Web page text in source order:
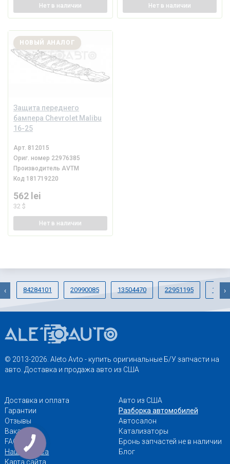
Нет в наличии Нет в наличии
Защита переднего
бампера Chevrolet Malibu
16-25
НОВЫЙ АНАЛОГ
Арт. 812015
Ориг. номер 22976385
Производитель AVTM
Код 181719220
562 lei
32 $
Нет в наличии
84284101 20990085 13504470 22951195
‹ ›
© 2013-2026. Aleto Avto - купить оригинальные Б/У запчасти на
авто. Доставка и продажа авто из США
Доставка и оплата
Гарантии
Отзывы
Вакансии
FAQ
Наши адреса
Карта сайта
Авто из США
Разборка автомобилей
Автосалон
Катализаторы
Бронь запчастей не в наличии
Блог